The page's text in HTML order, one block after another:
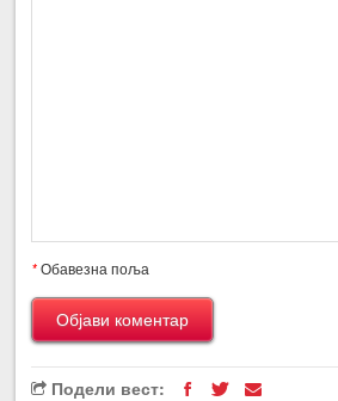
*Обавезна поља
Подели вест: